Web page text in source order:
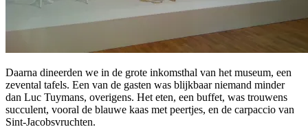
Daarna dineerden we in de grote inkomsthal van het museum, een
zevental tafels. Een van de gasten was blijkbaar niemand minder
dan Luc Tuymans, overigens. Het eten, een buffet, was trouwens
succulent, vooral de blauwe kaas met peertjes, en de carpaccio van
Sint-Jacobsvruchten.